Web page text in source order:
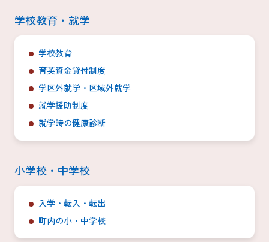
学校教育・就学
学校教育
育英資金貸付制度
学区外就学・区域外就学
就学援助制度
就学時の健康診断
小学校・中学校
入学・転入・転出
町内の小・中学校